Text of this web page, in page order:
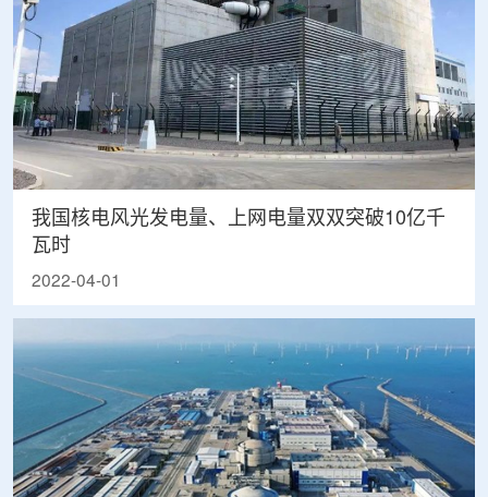
我国核电风光发电量、上网电量双双突破10亿千
瓦时
2022-04-01